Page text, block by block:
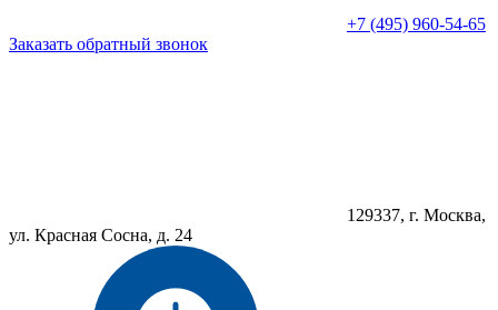
+7 (495) 960-54-65
Заказать обратный звонок
129337, г. Москва,
ул. Красная Сосна, д. 24